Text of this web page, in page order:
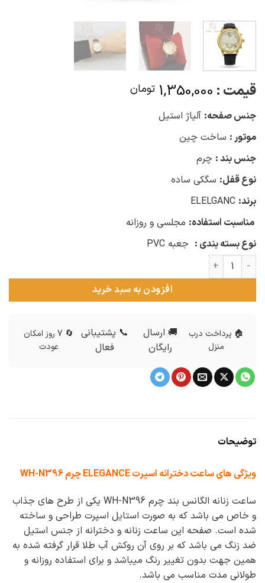
قیمت : 1,350,000 تومان
جنس صفحه: آلیاژ استیل
موتور : ساخت چین
جنس بند : چرم
نوع قفل: سگکی ساده
برند:
مناسبت استفاده: مجلسی و روزانه
نوع بسته بندی : جعبه PVC
ساعت زنانه الگانس بند چرم اسپرت صفحه طلایی WH-N396 عدد
افزودن به سبد خرید
🏠 پرداخت درب
منزل
🚚 ارسال
رایگان
📞 پشتیبانی
فعال
🔄 7 روز امکان
عودت
توضیحات
ویژگی های ساعت دخترانه اسپرت ELEGANCE چرم WH-N396
ساعت زنانه الگانس بند چرم WH-N396 یکی از طرح های جذاب
و خاص می باشد که به صورت استایل اسپرت طراحی و ساخته
شده است. صفحه این ساعت زنانه و دخترانه از جنس استیل
ضد زنگ می باشد که بر روی آن روکش آب طلا قرار گرفته شده به
همین جهت بدون تغییر رنگ میباشد و برای استفاده روزانه و
طولانی مدت مناسب می باشد.